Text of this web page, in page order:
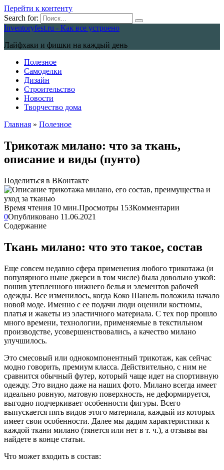
Перейти к контенту
Search for:
Inventoryfest.ru - Как все устроено
Лайфхаки и фишки на каждый день
Полезное
Самоделки
Дизайн
Строительство
Новости
Творчество дома
Главная » Полезное
Трикотаж милано: что за ткань,
описание и виды (пунто)
Поделиться в ВКонтакте
Время чтения 10 мин.Просмотры 153Комментарии
0Опубликовано 11.06.2021
Содержание
Ткань милано: что это такое, состав
Еще совсем недавно сфера применения любого трикотажа (и
популярного ныне джерси в том числе) была довольно узкой:
пошив утепленного нижнего белья и элементов рабочей
одежды. Все изменилось, когда Коко Шанель положила начало
новой моде. Именно с ее подачи люди оценили костюмы,
платья и жакеты из эластичного материала. С тех пор прошло
много времени, технологии, применяемые в текстильном
производстве, усовершенствовались, а качество милано
улучшилось.
Это смесовый или однокомпонентный трикотаж, как сейчас
модно говорить, премиум класса. Действительно, с ним не
сравнится обычный футер, который чаще идет на спортивную
одежду. Это видно даже на наших фото. Милано всегда имеет
идеально ровную, матовую поверхность, не деформируется,
выгодно подчеркивает особенности фигуры. Всего
выпускается пять видов этого материала, каждый из которых
имеет свои особенности. Далее мы дадим характеристики к
каждой ткани милано (тянется или нет в т. ч.), а отзывы вы
найдете в конце статьи.
Что может входить в состав: